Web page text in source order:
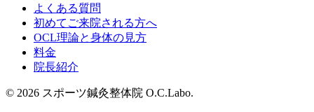
よくある質問
初めてご来院される方へ
OCL理論と身体の見方
料金
院長紹介
© 2026 スポーツ鍼灸整体院 O.C.Labo.